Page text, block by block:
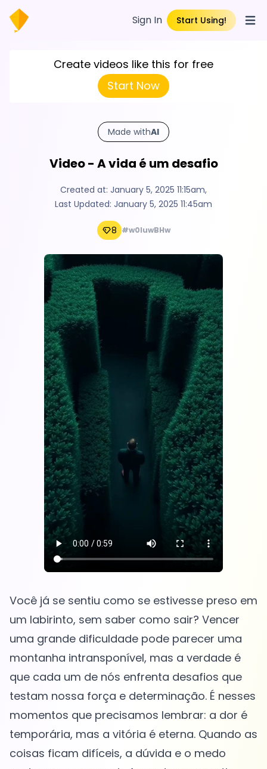
Sign In Start Using!
Create videos like this for free
Start Now
Made withAI
Video - A vida é um desafio
Created at: January 5, 2025 11:15am,
Last Updated: January 5, 2025 11:45am
8 #w0luwBHw
Você já se sentiu como se estivesse preso em
um labirinto, sem saber como sair? Vencer
uma grande dificuldade pode parecer uma
montanha intransponível, mas a verdade é
que cada um de nós enfrenta desafios que
testam nossa força e determinação. É nesses
momentos que precisamos lembrar: a dor é
temporária, mas a vitória é eterna. Quando as
coisas ficam difíceis, a dúvida e o medo